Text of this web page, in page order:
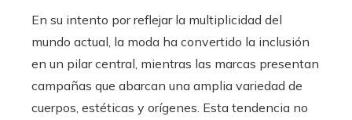
En su intento por reflejar la multiplicidad del
mundo actual, la moda ha convertido la inclusión
en un pilar central, mientras las marcas presentan
campañas que abarcan una amplia variedad de
cuerpos, estéticas y orígenes. Esta tendencia no